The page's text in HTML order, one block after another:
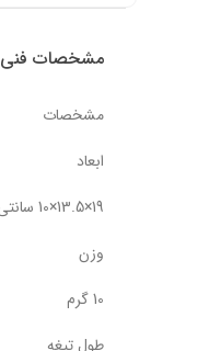
مشخصات فنی
مشخصات
ابعاد
19×13.5×10 سانتی‌متر
وزن
10 گرم
طول تیغه